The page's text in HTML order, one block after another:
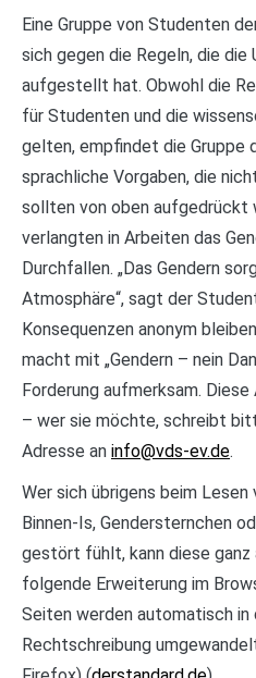
Eine Gruppe von Studenten
sich gegen die Regeln, die die
aufgestellt hat. Obwohl die
für Studenten und die
gelten, empfindet die Gruppe
sprachliche Vorgaben, die
sollten von oben aufgedrückt
verlangten in Arbeiten das
Durchfallen. „Das Gendern
Atmosphäre“, sagt der
Konsequenzen anonym
macht mit „Gendern – nein
Forderung aufmerksam.
– wer sie möchte, schreibt
Adresse an info@vds-ev.de.
Wer sich übrigens beim
Binnen-Is, Gendersternchen
gestört fühlt, kann diese ganz
folgende Erweiterung im
Seiten werden automatisch in
Rechtschreibung